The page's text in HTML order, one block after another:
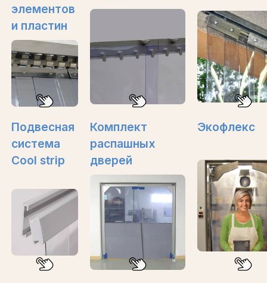
элементов
и пластин
Подвесная
система
Cool strip
Комплект
распашных
дверей
Экофлекс